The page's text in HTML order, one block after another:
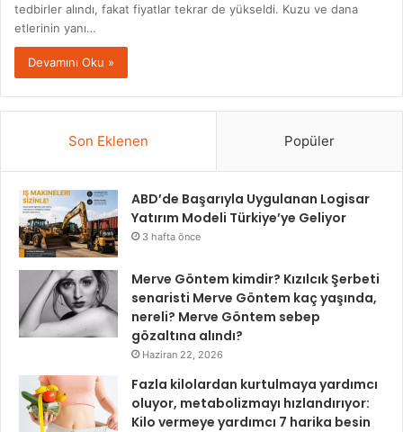
tedbirler alındı, fakat fiyatlar tekrar de yükseldi. Kuzu ve dana
etlerinin yanı…
Devamını Oku »
Son Eklenen Popüler
ABD’de Başarıyla Uygulanan Logisar
Yatırım Modeli Türkiye’ye Geliyor
3 hafta önce
Merve Göntem kimdir? Kızılcık Şerbeti
senaristi Merve Göntem kaç yaşında,
nereli? Merve Göntem sebep
gözaltına alındı?
Haziran 22, 2026
Fazla kilolardan kurtulmaya yardımcı
oluyor, metabolizmayı hızlandırıyor:
Kilo vermeye yardımcı 7 harika besin